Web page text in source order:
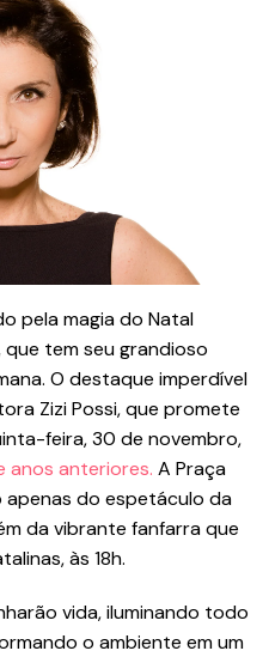
pela magia do Natal
que tem seu grandioso
O destaque imperdível
Zizi Possi, que promete
feira, 30 de novembro,
anos anteriores. A Praça
do espetáculo da
da vibrante fanfarra que
às 18h.
vida, iluminando todo
o ambiente em um